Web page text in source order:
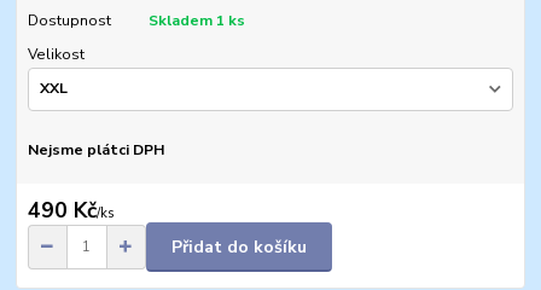
Dostupnost
Skladem 1 ks
Velikost
Nejsme plátci DPH
490 Kč/ks
Přidat do košíku